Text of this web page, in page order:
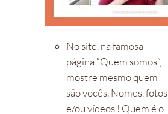
No site, na famosa
página “Quem somos”,
mostre mesmo quem
são vocês. Nomes, fotos
e/ou vídeos ! Quem é o